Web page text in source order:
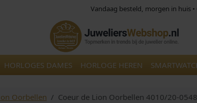
Vandaag besteld, morgen in huis
HORLOGES DAMES HORLOGE HEREN
Oorbellen Coeur de Lion Oorbellen 4010/20-